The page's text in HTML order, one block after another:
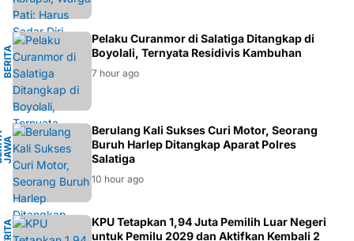
B
E
R
I
T
A
K
R
I
M
I
N
AL
Boyolali, Ternyata Residivis Kambuhan
7 hour ago
T
A
GH
Buruh Harlep Ditangkap Aparat Polres
Salatiga
10 hour ago
B
E
R
I
T
A
P
O
L
I
T
IK
untuk Pemilu 2029 dan Aktifkan Kembali 2
PPLN